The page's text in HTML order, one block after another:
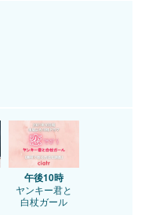
午後10時
ヤンキー君と
白杖ガール